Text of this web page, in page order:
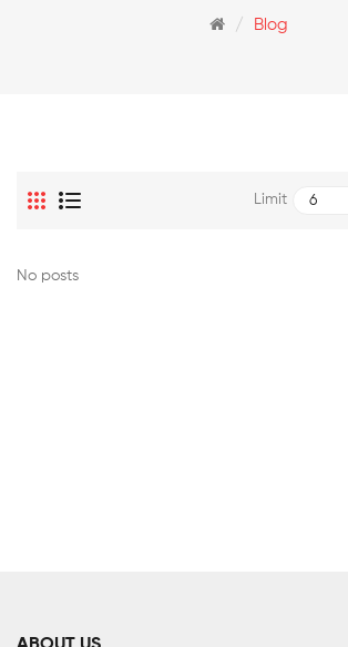
Blog
Limit
No posts